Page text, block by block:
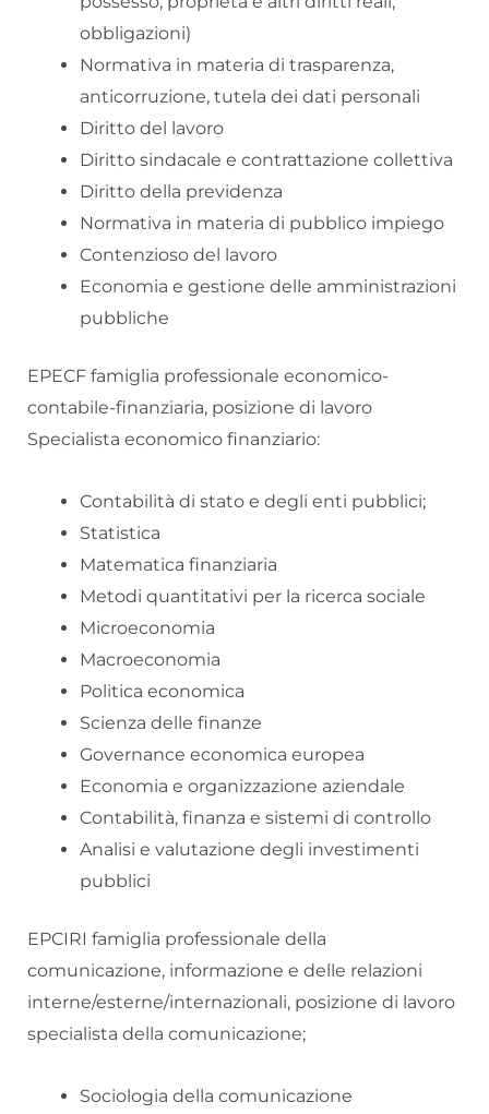
obbligazioni)
Normativa in materia di trasparenza,
anticorruzione, tutela dei dati personali
Diritto del lavoro
Diritto sindacale e contrattazione collettiva
Diritto della previdenza
Normativa in materia di pubblico impiego
Contenzioso del lavoro
Economia e gestione delle amministrazioni
pubbliche
EPECF famiglia professionale economico-
contabile-finanziaria, posizione di lavoro
Specialista economico finanziario:
Contabilità di stato e degli enti pubblici;
Statistica
Matematica finanziaria
Metodi quantitativi per la ricerca sociale
Microeconomia
Macroeconomia
Politica economica
Scienza delle finanze
Governance economica europea
Economia e organizzazione aziendale
Contabilità, finanza e sistemi di controllo
Analisi e valutazione degli investimenti
pubblici
EPCIRI famiglia professionale della
comunicazione, informazione e delle relazioni
interne/esterne/internazionali, posizione di lavoro
specialista della comunicazione;
Sociologia della comunicazione